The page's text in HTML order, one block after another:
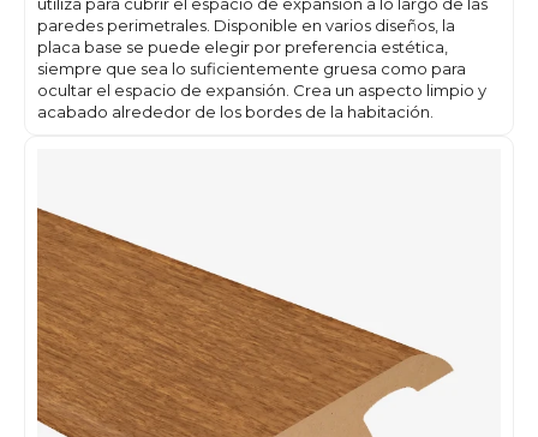
paredes perimetrales. Disponible en varios diseños, la
placa base se puede elegir por preferencia estética,
siempre que sea lo suficientemente gruesa como para
ocultar el espacio de expansión. Crea un aspecto limpio y
acabado alrededor de los bordes de la habitación.